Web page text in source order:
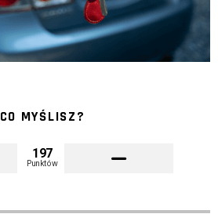
CO MYŚLISZ?
197
Punktów